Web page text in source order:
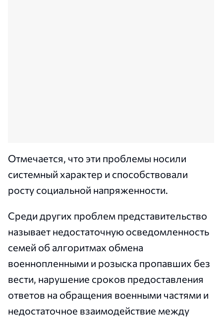
Отмечается, что эти проблемы носили
системный характер и способствовали
росту социальной напряженности.
Среди других проблем представительство
называет недостаточную осведомленность
семей об алгоритмах обмена
военнопленными и розыска пропавших без
вести, нарушение сроков предоставления
ответов на обращения военными частями и
недостаточное взаимодействие между